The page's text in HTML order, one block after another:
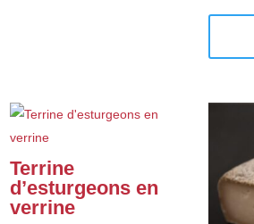
choisies
produit
Terrine
d’esturgeons en
verrine